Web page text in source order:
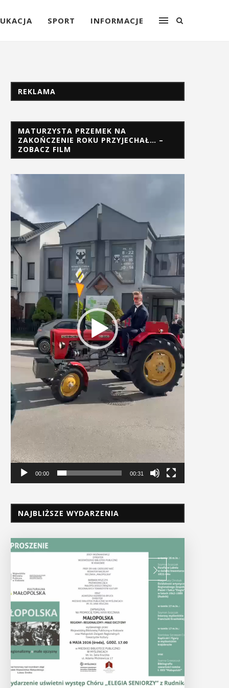
SPORT INFORMACJE
REKLAMA
MATURZYSTA PRZEMEK NA
ZAKOŃCZENIE ROKU PRZYJECHAŁ… –
ZOBACZ FILM
Odtwarzacz
video
00:00 00:31
NAJBLIŻSZE WYDARZENIA